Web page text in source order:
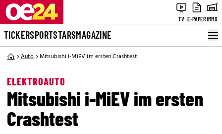
TV E-PAPERIMMO
TICKERSPORTSTARSMAGAZINE
Auto Mitsubishi i-MiEV im ersten Crashtest
ELEKTROAUTO
Mitsubishi i-MiEV im ersten
Crashtest